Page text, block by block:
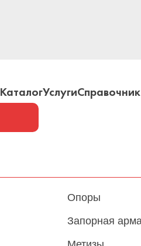
КаталогУслугиСправочник
Опоры
Запорная